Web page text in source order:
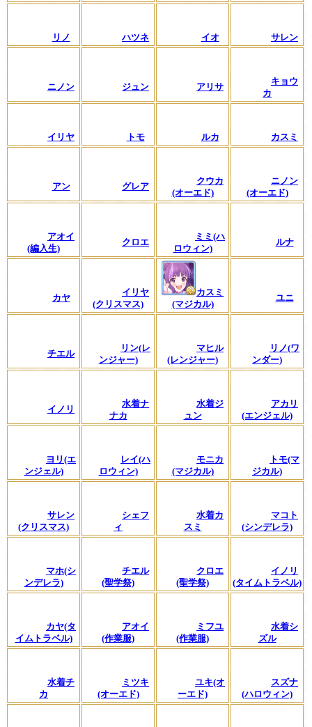
リノ ハツネ イオ サレン
ニノン ジュン アリサ
キョウ
カ
イリヤ トモ ルカ カスミ
アン グレア
クウカ
(オーエド)
ニノン
(オーエド)
アオイ
(編入生)
クロエ
ミミ(ハ
ロウィン)
ルナ
カヤ
イリヤ
(クリスマス)
カスミ
(マジカル)
ユニ
チエル
リン(レ
ンジャー)
マヒル
(レンジャー)
リノ(ワ
ンダー)
イノリ
水着ナ
ナカ
水着ジ
ュン
アカリ
(エンジェル)
ヨリ(エ
ンジェル)
レイ(ハ
ロウィン)
モニカ
(マジカル)
トモ(マ
ジカル)
サレン
(クリスマス)
シェフ
ィ
水着カ
スミ
マコト
(シンデレラ)
マホ(シ
ンデレラ)
チエル
(聖学祭)
クロエ
(聖学祭)
イノリ
(タイムトラベル)
カヤ(タ
イムトラベル)
アオイ
(作業服)
ミフユ
(作業服)
水着シ
ズル
水着チ
カ
ミツキ
(オーエド)
ユキ(オ
ーエド)
スズナ
(ハロウィン)